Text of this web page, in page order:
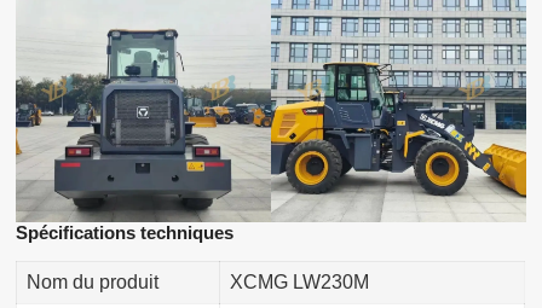
Spécifications techniques
Nom du produit XCMG LW230M